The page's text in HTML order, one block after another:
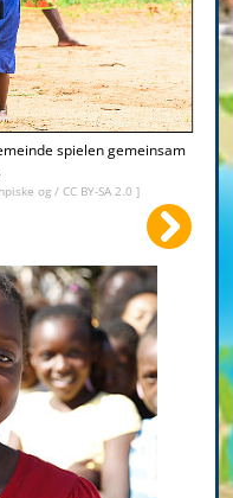
spielen gemeinsam
og / CC BY-SA 2.0 ]